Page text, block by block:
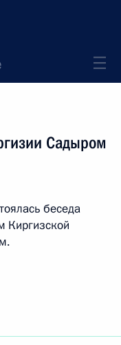
Садыром
беседа
Киргизской